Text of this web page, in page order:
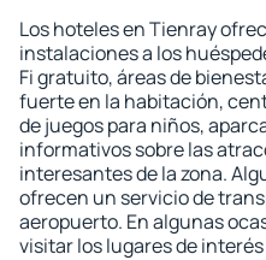
Los hoteles en Tienray
instalaciones a los
Fi gratuito, áreas de
fuerte en la habitación,
de juegos para niños,
informativos sobre las
interesantes de la zona.
ofrecen un servicio de
aeropuerto. En algunas
visitar los lugares de